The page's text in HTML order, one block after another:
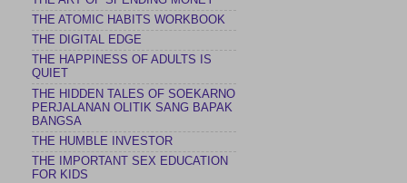
THE ATOMIC HABITS WORKBOOK
THE DIGITAL EDGE
THE HAPPINESS OF ADULTS IS
QUIET
THE HIDDEN TALES OF SOEKARNO
PERJALANAN OLITIK SANG BAPAK
BANGSA
THE HUMBLE INVESTOR
THE IMPORTANT SEX EDUCATION
FOR KIDS